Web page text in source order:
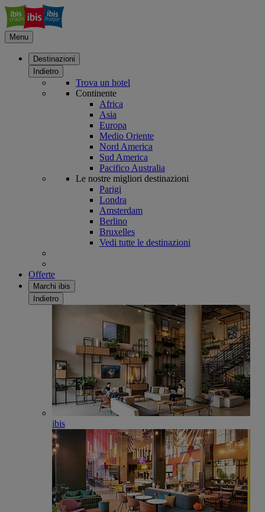
Menu
Destinazioni
Indietro
Trova un hotel
Continente
Africa
Asia
Europa
Medio Oriente
Nord America
Sud America
Pacifico Australia
Le nostre migliori destinazioni
Parigi
Londra
Amsterdam
Berlino
Bruxelles
Vedi tutte le destinazioni
Offerte
Marchi ibis
Indietro
ibis